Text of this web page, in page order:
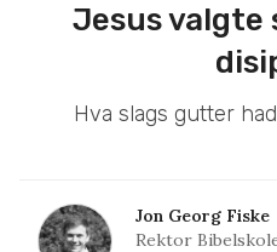
Jesus valgte
Hva slags gutter
Jon Georg Fiske
Rektor